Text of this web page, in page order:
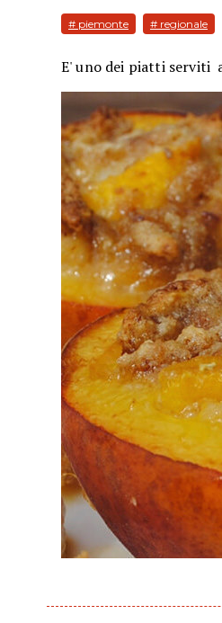
# piemonte # regionale
E' uno dei piatti serviti